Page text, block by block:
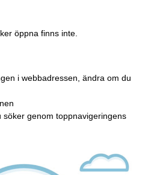
öppna finns inte.
i webbadressen, ändra om du
söker genom toppnavigeringens